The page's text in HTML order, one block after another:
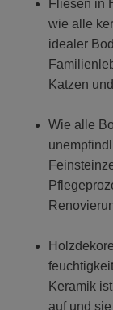
Fliesen in
wie alle
idealer
Katzen
Wie alle
Keramik
auf und